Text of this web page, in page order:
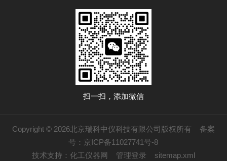
扫一扫，添加微信
Copyright © 2026北京瑞科中仪科技有限公司版权所有 备案
号：京ICP备11027741号-8
技术支持： 化工仪器网 管理登录 sitemap.xml